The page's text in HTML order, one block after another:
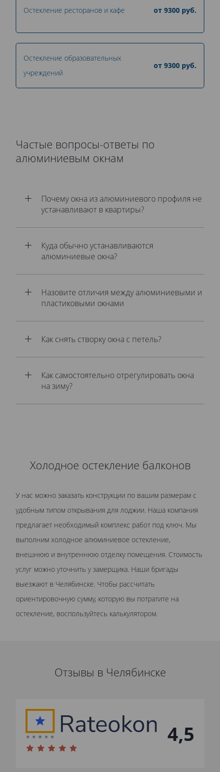
Остекление ресторанов и кафе от 9300 руб.
Остекление образовательных
учреждений
от 9300 руб.
Частые вопросы-ответы по
алюминиевым окнам
Почему окна из алюминиевого профиля не
устанавливают в квартиры?
Куда обычно устанавливаются
алюминиевые окна?
Назовите отличия между алюминиевыми и
пластиковыми окнами
Как снять створку окна с петель?
Как самостоятельно отрегулировать окна
на зиму?
Холодное остекление балконов
У нас можно заказать конструкции по вашим размерам с
удобным типом открывания для лоджии. Наша компания
предлагает необходимый комплекс работ под ключ. Мы
выполним холодное алюминиевое остекление,
внешнюю и внутреннюю отделку помещения. Стоимость
услуг можно уточнить у замерщика. Наши бригады
выезжают в Челябинске. Чтобы рассчитать
ориентировочную сумму, которую вы потратите на
остекление, воспользуйтесь калькулятором.
Отзывы в Челябинске
4,5